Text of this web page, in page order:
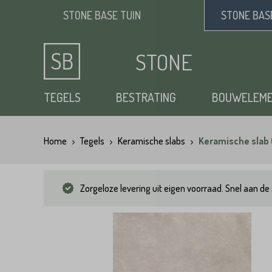
STONE BASE TUIN STONE
STONE
BASE
TEGELS
Keramische tuintegels
BESTRATING
Klinkers
Opsluitbanden
Siergrind
Vloertegels
Home Tegels Keramische slabs Keramische slab
Zorgeloze levering uit eigen voorraad. Snel aan de